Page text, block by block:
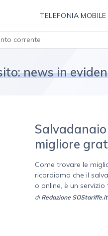
TELEFONIA MOBILE
corrente
news in
migliore
Come trovare le
ricordiamo che il
o online, è un servizio
di Redazione SOStariffe.it